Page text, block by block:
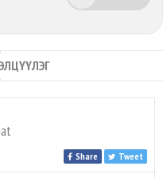
Share Tweet